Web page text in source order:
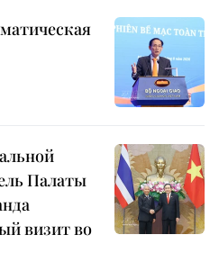
Палаты
визит во